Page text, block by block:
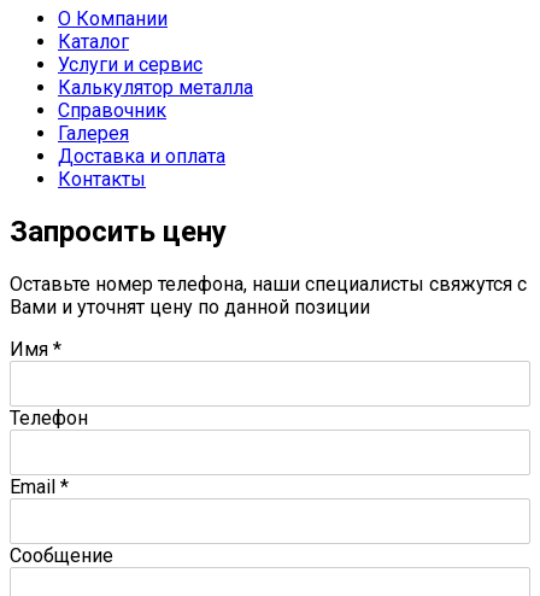
О Компании
Каталог
Услуги и сервис
Калькулятор металла
Справочник
Галерея
Доставка и оплата
Контакты
Запросить цену
Оставьте номер телефона, наши специалисты свяжутся с
Вами и уточнят цену по данной позиции
Имя *
Телефон
Email *
Сообщение